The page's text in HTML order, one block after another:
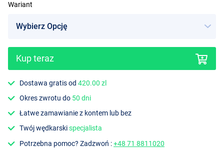
Wariant
Kup teraz
Dostawa gratis od420.00 zl
Okres zwrotu do 50 dni
Łatwe zamawianie z kontem lub bez
Twój wędkarskispecjalista
Potrzebna pomoc? Zadzwoń :+48 71 8811020